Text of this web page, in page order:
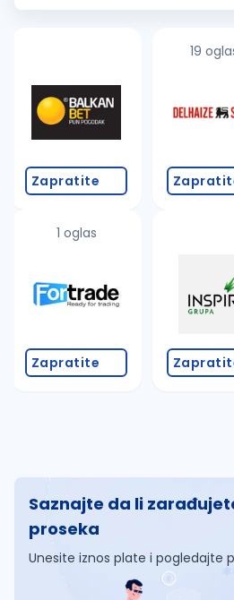
primanja
Zapratite
1 oglas
Zapratite
19
Saznajte da li
proseka
Unesite iznos plate i pogledajte